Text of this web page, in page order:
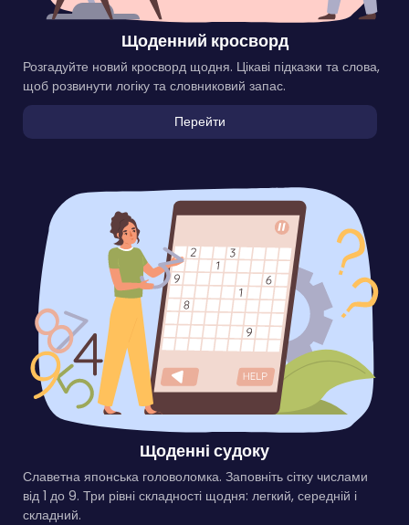
Щоденний кросворд
Розгадуйте новий кросворд щодня. Цікаві підказки та слова,
щоб розвинути логіку та словниковий запас.
Перейти
Щоденні судоку
Славетна японська головоломка. Заповніть сітку числами
від 1 до 9. Три рівні складності щодня: легкий, середній і
складний.